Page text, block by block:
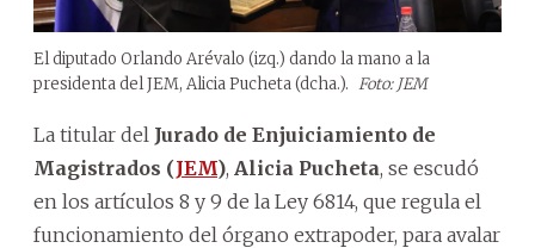
El diputado Orlando Arévalo (izq.) dando la mano a la
presidenta del JEM, Alicia Pucheta (dcha.). Foto: JEM
La titular del Jurado de Enjuiciamiento de
Magistrados (JEM), Alicia Pucheta, se escudó
en los artículos 8 y 9 de la Ley 6814, que regula el
funcionamiento del órgano extrapoder, para avalar